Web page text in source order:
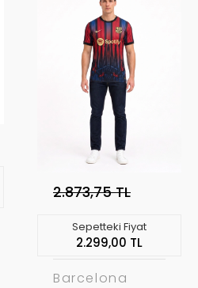
2.873,75 TL
Sepetteki Fiyat
2.299,00 TL
Barcelona